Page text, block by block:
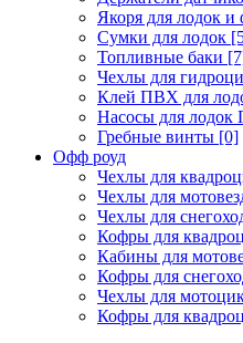
Якоря для лодок и
Сумки для лодок
Топливные баки
Чехлы для
Клей ПВХ для
Насосы для
Гребные винты [0]
Офф роуд
Чехлы для
Чехлы для
Чехлы для
Кофры для
Кабины для
Кофры для
Чехлы для
Кофры для